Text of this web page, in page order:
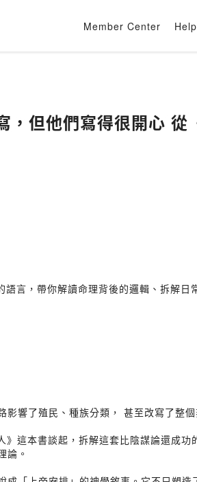
Member Center
S7E21
言，帶你解讀命理背後的邏輯、拆解
響了殖民、種族分類， 甚至改寫了整個
這本書談起，拆解這套比陰謀論還成
論。